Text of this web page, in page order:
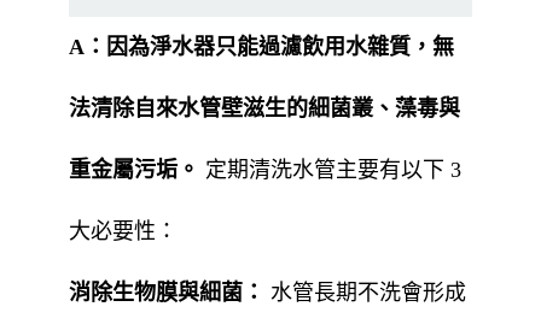
A： 因為淨水器只能過濾飲用水雜質，無
法清除自來水管壁滋生的細菌叢、藻毒與
重金屬污垢。 定期清洗水管主要有以下 3
大必要性：
消除生物膜與細菌： 水管長期不洗會形成